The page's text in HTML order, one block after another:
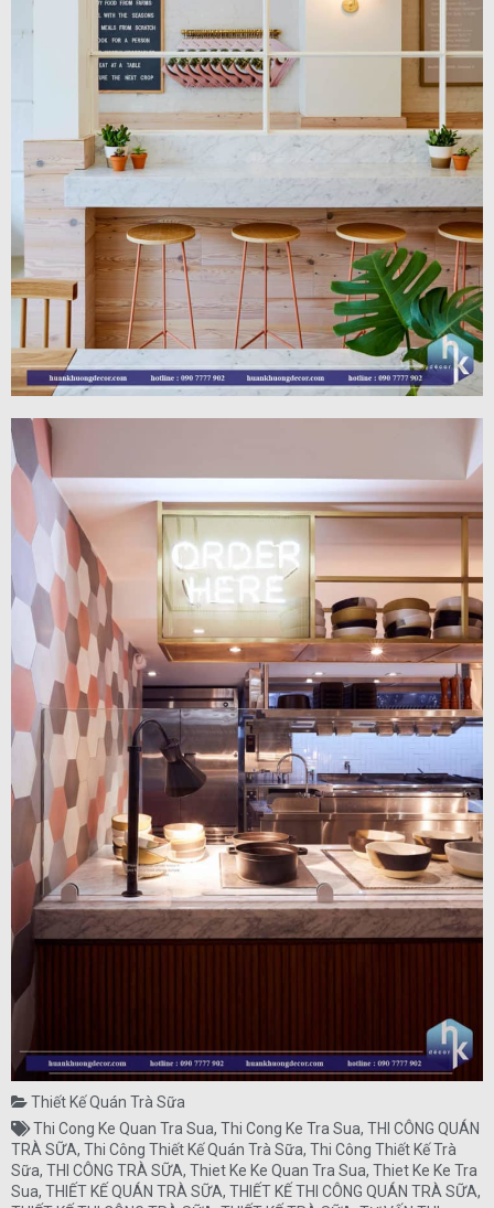
Thiết Kế Quán Trà Sữa
Thi Cong Ke Quan Tra Sua, Thi Cong Ke Tra Sua, THI CÔNG QUÁN
TRÀ SỮA, Thi Công Thiết Kế Quán Trà Sữa, Thi Công Thiết Kế Trà
Sữa, THI CÔNG TRÀ SỮA, Thiet Ke Ke Quan Tra Sua, Thiet Ke Ke Tra
Sua, THIẾT KẾ QUÁN TRÀ SỮA, THIẾT KẾ THI CÔNG QUÁN TRÀ SỮA,